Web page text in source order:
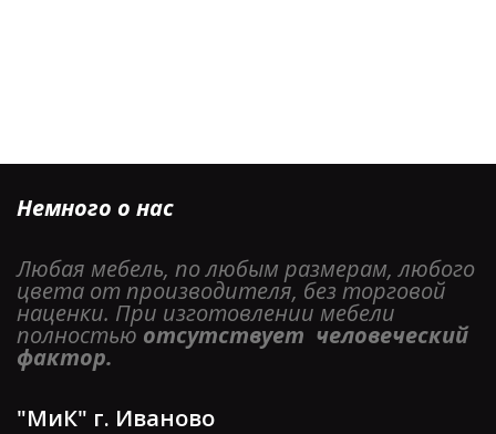
Немного о нас
Любая мебель, по любым размерам, любого
цвета от производителя, без торговой
наценки. При изготовлении мебели
полностью отсутствует  человеческий
фактор.
"МиК" г. Иваново